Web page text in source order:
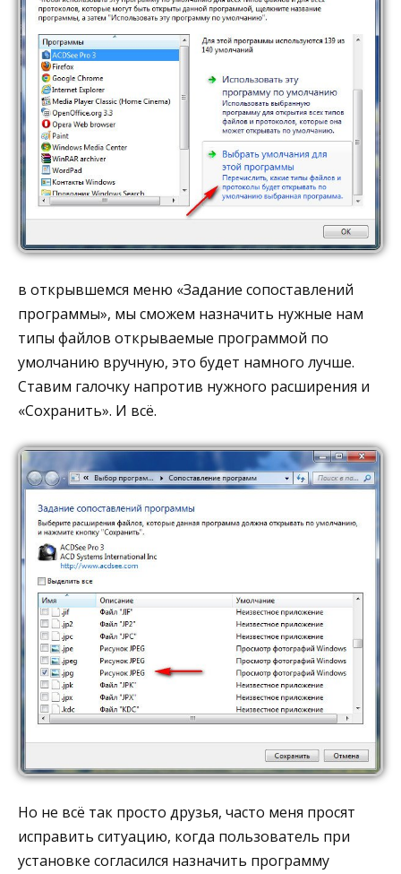
в открывшемся меню «Задание сопоставлений
программы», мы сможем назначить нужные нам
типы файлов открываемые программой по
умолчанию вручную, это будет намного лучше.
Ставим галочку напротив нужного расширения и
«Сохранить». И всё.
Но не всё так просто друзья, часто меня просят
исправить ситуацию, когда пользователь при
установке согласился назначить программу